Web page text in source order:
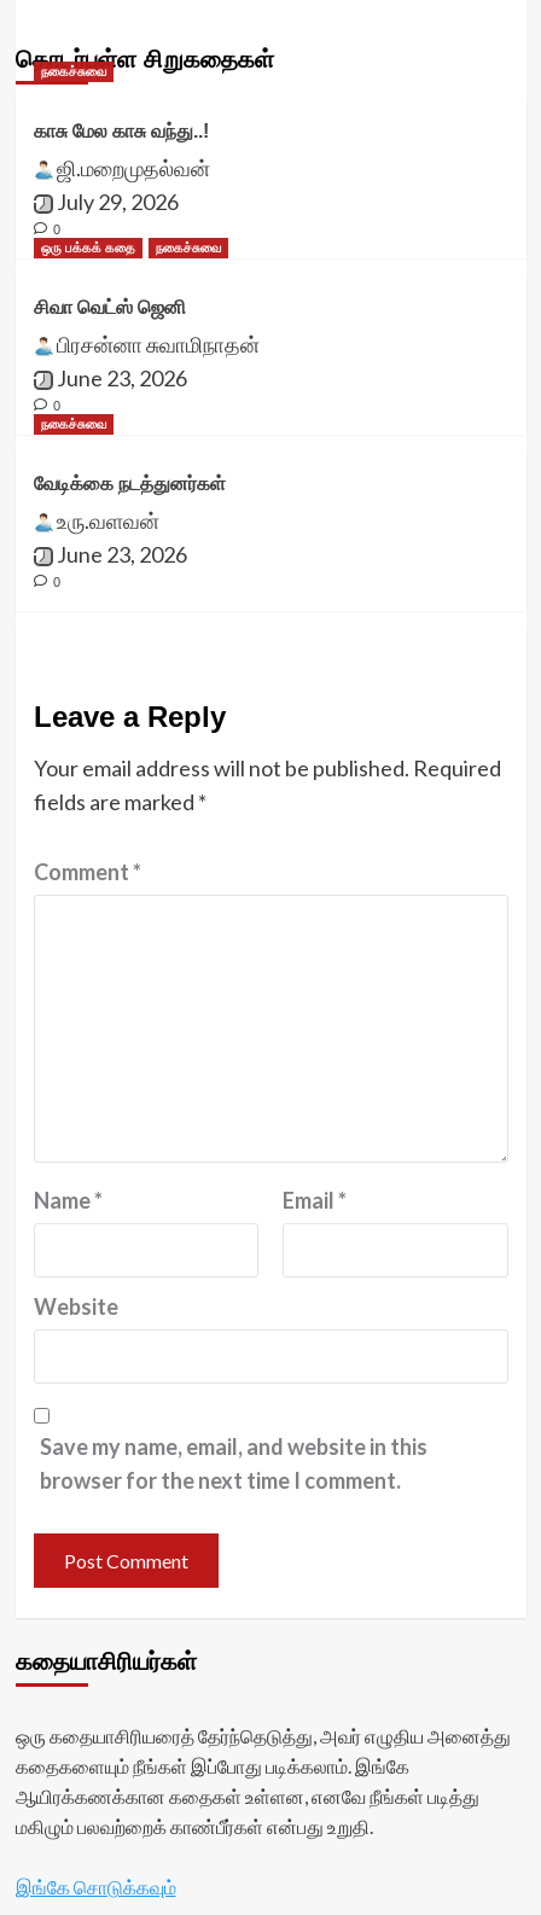
தொடர்புள்ள சிறுகதைகள்
நகைச்சுவை
காசு மேல காசு வந்து..!
ஜி.மறைமுதல்வன்
July 29, 2026
0
ஒரு பக்கக் கதை
நகைச்சுவை
சிவா வெட்ஸ் ஜெனி
பிரசன்னா சுவாமிநாதன்
June 23, 2026
0
நகைச்சுவை
வேடிக்கை நடத்துனர்கள்
உரு.வளவன்
June 23, 2026
0
Leave a Reply
Your email address will not be published. Required
fields are marked *
Comment*
Name* Email*
Website
Save my name, email, and website in this
browser for the next time I comment.
கதையாசிரியர்கள்
ஒரு கதையாசிரியரைத் தேர்ந்தெடுத்து, அவர் எழுதிய அனைத்து
கதைகளையும் நீங்கள் இப்போது படிக்கலாம். இங்கே
ஆயிரக்கணக்கான கதைகள் உள்ளன, எனவே நீங்கள் படித்து
மகிழும் பலவற்றைக் காண்பீர்கள் என்பது உறுதி.
இங்கே சொடுக்கவும்